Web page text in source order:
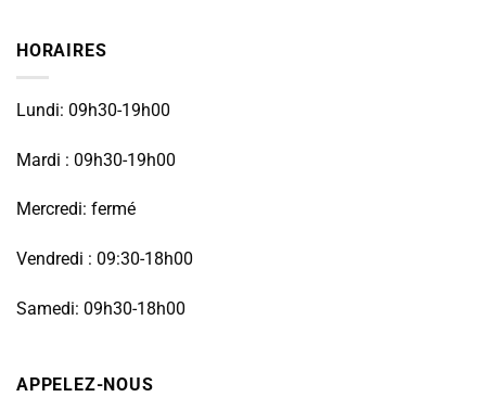
HORAIRES
Lundi: 09h30-19h00
Mardi : 09h30-19h00
Mercredi: fermé
Vendredi : 09:30-18h00
Samedi: 09h30-18h00
APPELEZ-NOUS